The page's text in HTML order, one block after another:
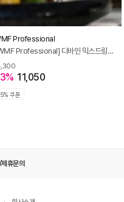
Professional
[WMF Professional] 디바인 믹스드링크 쥬스잔 361ml
11,050
쿠폰
휴문의